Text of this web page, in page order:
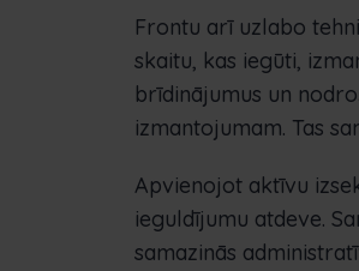
Frontu arī uzlabo
skaitu, kas iegūti,
brīdinājumus un
izmantojumam. Tas
Apvienojot aktīvu
ieguldījumu atdeve.
samazinās